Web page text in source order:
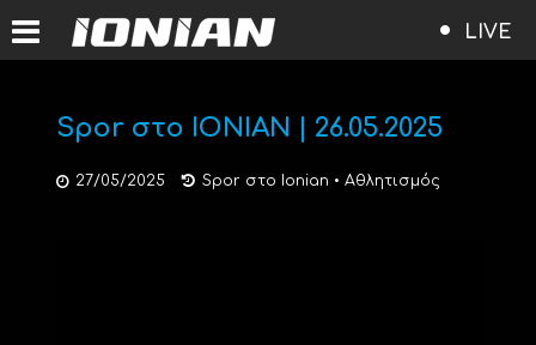
LIVE
Spor στο ΙΟΝΙΑΝ | 26.05.2025
27/05/2025 Spor στο Ionian • Αθλητισμός